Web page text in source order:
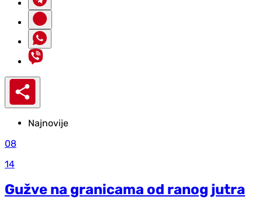
Najnovije
08
14
Gužve na granicama od ranog jutra